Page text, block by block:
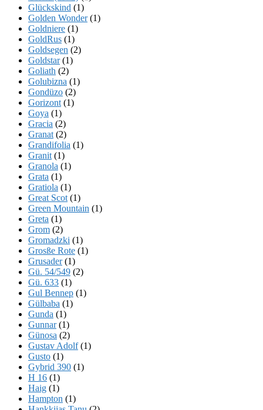
Glückskind (1)
Golden Wonder(1)
Goldniere (1)
GoldRus (1)
Goldsegen (2)
Goldstar(1)
Goliath (2)
Golubizna (1)
Gondüzo (2)
Gorizont (1)
Goya (1)
Gracia (2)
Granat (2)
Grandifolia (1)
Granit (1)
Granola (1)
Grata (1)
Gratiola (1)
Great Scot (1)
Green Mountain (1)
Greta (1)
Grom (2)
Gromadzki (1)
Grosße Rote (1)
Grusader(1)
Gü. 54/549 (2)
Gü. 633 (1)
Gul Bennep (1)
Gülbaba (1)
Gunda (1)
Gunnar(1)
Günosa (2)
Gustav Adolf(1)
Gusto (1)
Gybrid 390 (1)
H 16 (1)
Haig (1)
Hampton (1)